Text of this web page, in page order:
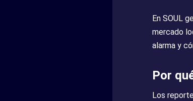
En SOUL
mercado
alarma y
Por
Los